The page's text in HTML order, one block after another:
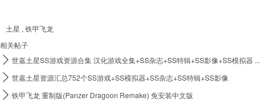
土星 , 铁甲飞龙
相关帖子
 世嘉土星SS游戏资源合集 汉化游戏全集+SS杂志+SS特辑+SS影像+SS模拟器 ...
 世嘉土星资源汇总752个SS游戏+SS模拟器+SS杂志+SS特辑+SS影像
 铁甲飞龙 重制版(Panzer Dragoon Remake) 免安装中文版